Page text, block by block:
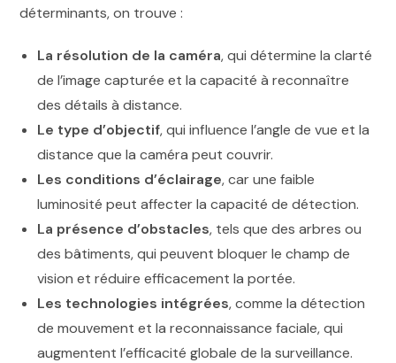
déterminants, on trouve :
La résolution de la caméra, qui détermine la clarté
de l’image capturée et la capacité à reconnaître
des détails à distance.
Le type d’objectif, qui influence l’angle de vue et la
distance que la caméra peut couvrir.
Les conditions d’éclairage, car une faible
luminosité peut affecter la capacité de détection.
La présence d’obstacles, tels que des arbres ou
des bâtiments, qui peuvent bloquer le champ de
vision et réduire efficacement la portée.
Les technologies intégrées, comme la détection
de mouvement et la reconnaissance faciale, qui
augmentent l’efficacité globale de la surveillance.